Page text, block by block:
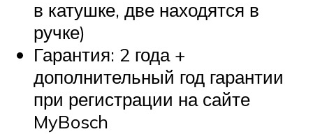
в катушке, две находятся в
ручке)
Гарантия: 2 года +
дополнительный год гарантии
при регистрации на сайте
MyBosch